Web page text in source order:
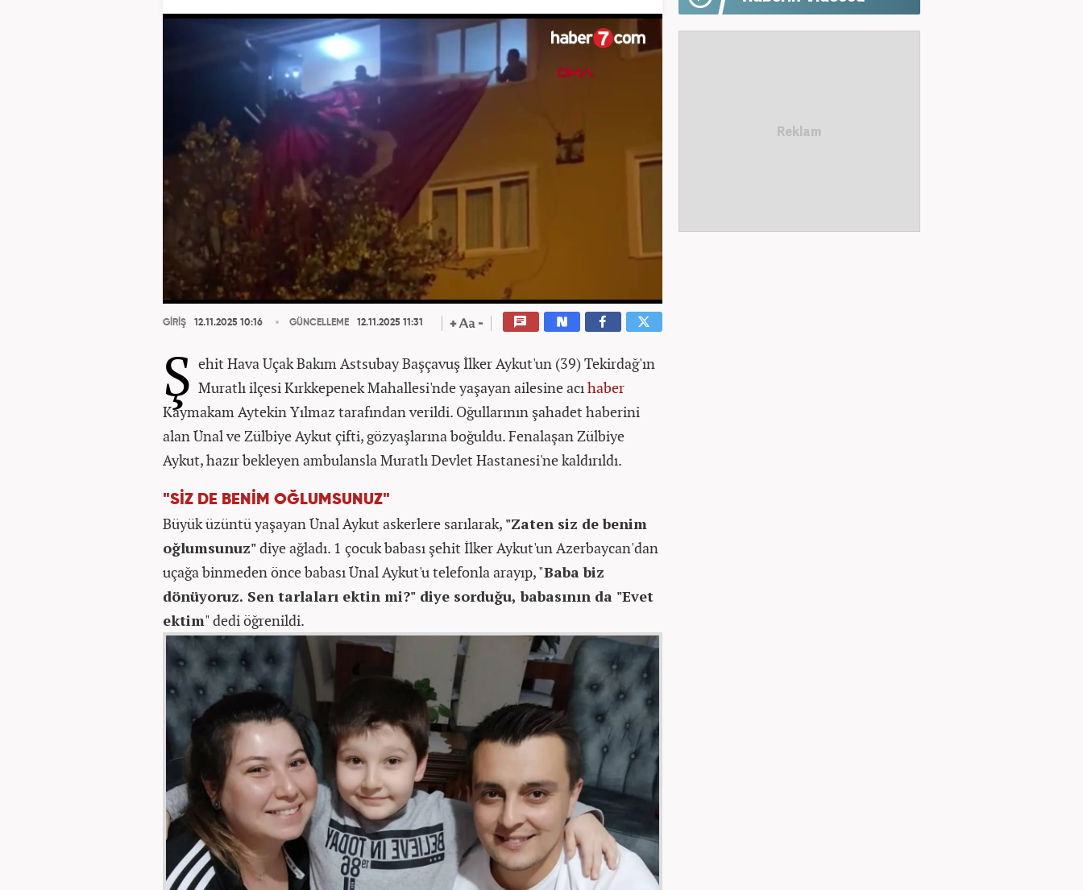
GİRİŞ 12.11.2025 10:16 GÜNCELLEME 12.11.2025 11:31
Ş ehit Hava Uçak Bakım Astsubay Başçavuş İlker Aykut'un (39) Tekirdağ'ın
Muratlı ilçesi Kırkkepenek Mahallesi'nde yaşayan ailesine acıhaber
Kaymakam Aytekin Yılmaz tarafından verildi. Oğullarının şahadet haberini
alan Ünal ve Zülbiye Aykut çifti, gözyaşlarına boğuldu. Fenalaşan Zülbiye
Aykut, hazır bekleyen ambulansla Muratlı Devlet Hastanesi'ne kaldırıldı.
"SİZ DE BENİM OĞLUMSUNUZ"
Büyük üzüntü yaşayan Ünal Aykut askerlere sarılarak, "Zaten siz de benim
oğlumsunuz"diye ağladı. 1 çocuk babası şehit İlker Aykut'un Azerbaycan'dan
uçağa binmeden önce babası Ünal Aykut'u telefonla arayıp, "Baba biz
dönüyoruz. Sen tarlaları ektin mi?" diye sorduğu, babasının da "Evet
ektim" dedi öğrenildi.